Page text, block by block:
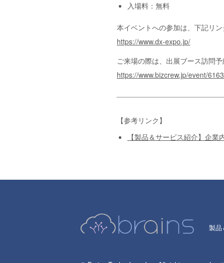
入場料：無料
本イベントへの参加は、下記リ
https://www.dx-expo.jp/
ご来場の際は、出展ブース訪問
https://www.bizcrew.jp/event/
【参考リンク】
【製品＆サービス紹介】企
製品